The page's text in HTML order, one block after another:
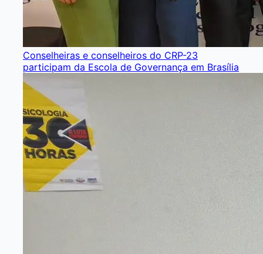
Conselheiras e conselheiros do CRP-23
participam da Escola de Governança em Brasília